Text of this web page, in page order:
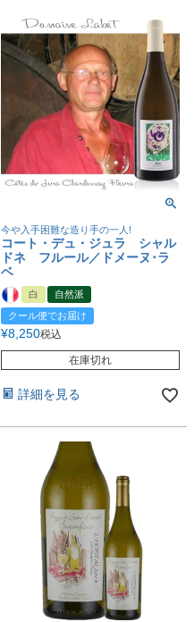
今や入手困難な造り手の一人!
コート・デュ・ジュラ シャル
ドネ フルール／ドメーヌ･ラ
ベ
白
自然派
クール便でお届け
¥8,250税込
在庫切れ
詳細を見る